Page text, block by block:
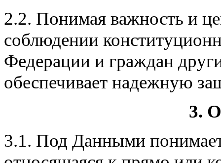
2.2. Понимая важность и
соблюдении
Федерации и граждан
обеспечивает надежную
3.
3.1. Под Данными